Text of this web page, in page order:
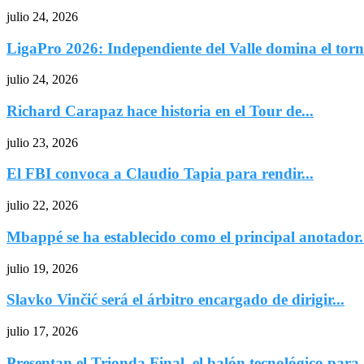
julio 24, 2026
LigaPro 2026: Independiente del Valle domina el
julio 24, 2026
Richard Carapaz hace historia en el Tour de...
julio 23, 2026
El FBI convoca a Claudio Tapia para rendir...
julio 22, 2026
Mbappé se ha establecido como el principal
julio 19, 2026
Slavko Vinčić será el árbitro encargado de dirigir...
julio 17, 2026